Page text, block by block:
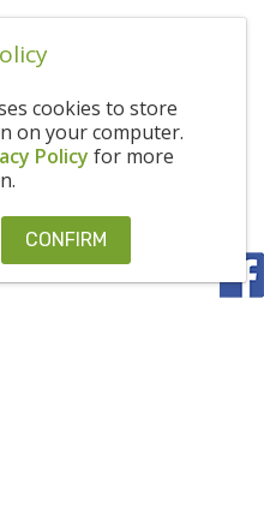
cookies to store
on your computer.
Policy for more
CONFIRM
US